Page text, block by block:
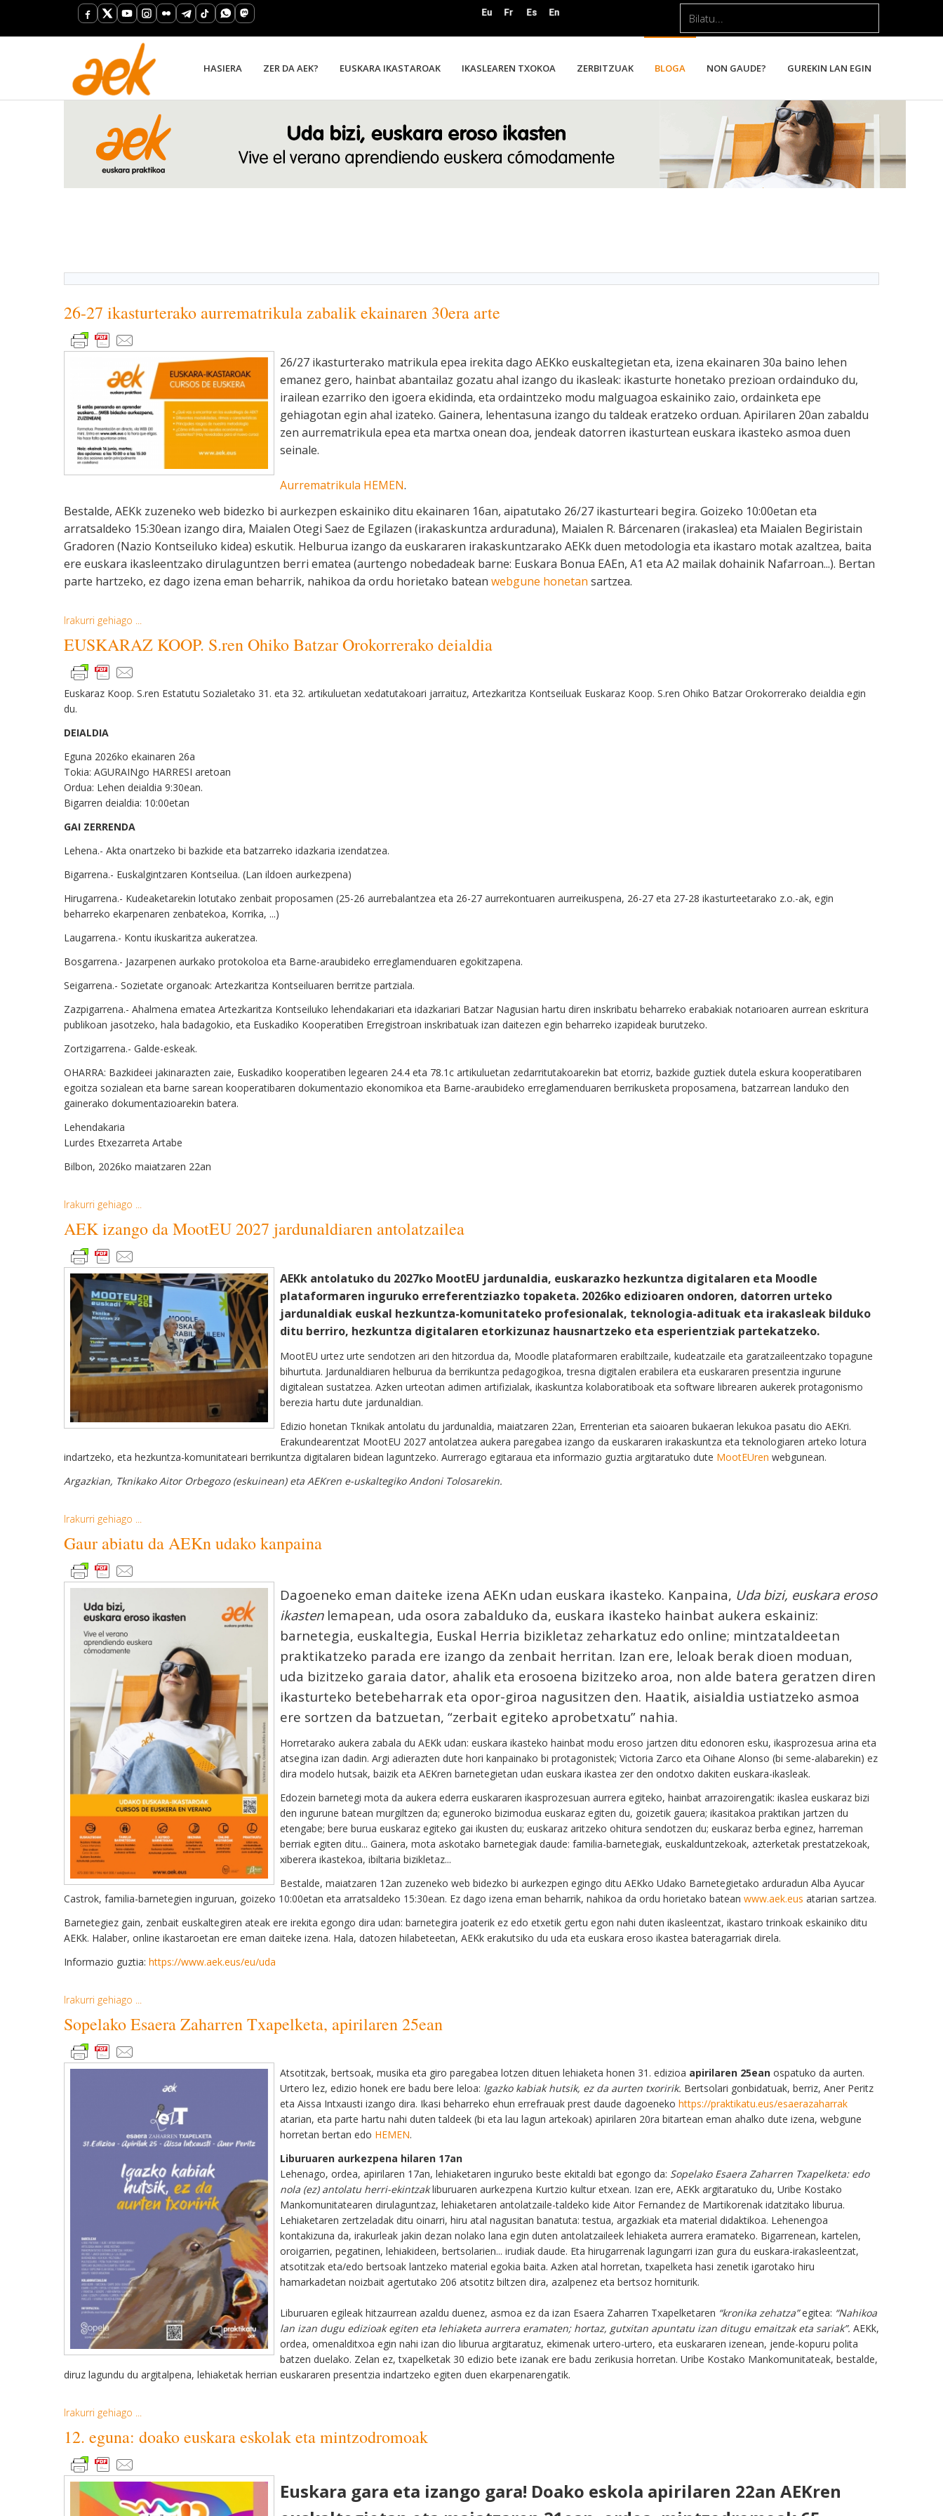
HASIERA ZER DA AEK? EUSKARA IKASTAROAK IKASLEAREN TXOKOA ZERBITZUAK BLOGA NON GAUDE? GUREKIN LAN EGIN
26-27 ikasturterako aurrematrikula zabalik ekainaren 30era arte
26/27 ikasturterako matrikula epea irekita dago AEKko euskaltegietan eta, izena ekainaren 30a baino lehen
emanez gero, hainbat abantailaz gozatu ahal izango du ikasleak: ikasturte honetako prezioan ordainduko du,
irailean ezarriko den igoera ekidinda, eta ordaintzeko modu malguagoa eskainiko zaio, ordainketa epe
gehiagotan egin ahal izateko. Gainera, lehentasuna izango du taldeak eratzeko orduan. Apirilaren 20an zabaldu
zen aurrematrikula epea eta martxa onean doa, jendeak datorren ikasturtean euskara ikasteko asmoa duen
seinale.
Aurrematrikula HEMEN.
Bestalde, AEKk zuzeneko web bidezko bi aurkezpen eskainiko ditu ekainaren 16an, aipatutako 26/27 ikasturteari begira. Goizeko 10:00etan eta
arratsaldeko 15:30ean izango dira, Maialen Otegi Saez de Egilazen (irakaskuntza arduraduna), Maialen R. Bárcenaren (irakaslea) eta Maialen Begiristain
Gradoren (Nazio Kontseiluko kidea) eskutik. Helburua izango da euskararen irakaskuntzarako AEKk duen metodologia eta ikastaro motak azaltzea, baita
ere euskara ikasleentzako dirulaguntzen berri ematea (aurtengo nobedadeak barne: Euskara Bonua EAEn, A1 eta A2 mailak dohainik Nafarroan...). Bertan
parte hartzeko, ez dago izena eman beharrik, nahikoa da ordu horietako batean webgune honetan sartzea.
Irakurri gehiago ...
EUSKARAZ KOOP. S.ren Ohiko Batzar Orokorrerako deialdia
Euskaraz Koop. S.ren Estatutu Sozialetako 31. eta 32. artikuluetan xedatutakoari jarraituz, Artezkaritza Kontseiluak Euskaraz Koop. S.ren Ohiko Batzar Orokorrerako deialdia egin
du.
DEIALDIA
Eguna 2026ko ekainaren 26a
Tokia: AGURAINgo HARRESI aretoan
Ordua: Lehen deialdia 9:30ean.
Bigarren deialdia: 10:00etan
GAI ZERRENDA
Lehena.- Akta onartzeko bi bazkide eta batzarreko idazkaria izendatzea.
Bigarrena.- Euskalgintzaren Kontseilua. (Lan ildoen aurkezpena)
Hirugarrena.- Kudeaketarekin lotutako zenbait proposamen (25-26 aurrebalantzea eta 26-27 aurrekontuaren aurreikuspena, 26-27 eta 27-28 ikasturteetarako z.o.-ak, egin
beharreko ekarpenaren zenbatekoa, Korrika, ...)
Laugarrena.- Kontu ikuskaritza aukeratzea.
Bosgarrena.- Jazarpenen aurkako protokoloa eta Barne-araubideko erreglamenduaren egokitzapena.
Seigarrena.- Sozietate organoak: Artezkaritza Kontseiluaren berritze partziala.
Zazpigarrena.- Ahalmena ematea Artezkaritza Kontseiluko lehendakariari eta idazkariari Batzar Nagusian hartu diren inskribatu beharreko erabakiak notarioaren aurrean eskritura
publikoan jasotzeko, hala badagokio, eta Euskadiko Kooperatiben Erregistroan inskribatuak izan daitezen egin beharreko izapideak burutzeko.
Zortzigarrena.- Galde-eskeak.
OHARRA: Bazkideei jakinarazten zaie, Euskadiko kooperatiben legearen 24.4 eta 78.1c artikuluetan zedarritutakoarekin bat etorriz, bazkide guztiek dutela eskura kooperatibaren
egoitza sozialean eta barne sarean kooperatibaren dokumentazio ekonomikoa eta Barne-araubideko erreglamenduaren berrikusketa proposamena, batzarrean landuko den
gainerako dokumentazioarekin batera.
Lehendakaria
Lurdes Etxezarreta Artabe
Bilbon, 2026ko maiatzaren 22an
Irakurri gehiago ...
AEK izango da MootEU 2027 jardunaldiaren antolatzailea
AEKk antolatuko du 2027ko MootEU jardunaldia, euskarazko hezkuntza digitalaren eta Moodle
plataformaren inguruko erreferentziazko topaketa. 2026ko edizioaren ondoren, datorren urteko
jardunaldiak euskal hezkuntza-komunitateko profesionalak, teknologia-adituak eta irakasleak bilduko
ditu berriro, hezkuntza digitalaren etorkizunaz hausnartzeko eta esperientziak partekatzeko.
MootEU urtez urte sendotzen ari den hitzordua da, Moodle plataformaren erabiltzaile, kudeatzaile eta garatzaileentzako topagune
bihurtuta. Jardunaldiaren helburua da berrikuntza pedagogikoa, tresna digitalen erabilera eta euskararen presentzia ingurune
digitalean sustatzea. Azken urteotan adimen artifizialak, ikaskuntza kolaboratiboak eta software librearen aukerek protagonismo
berezia hartu dute jardunaldian.
Edizio honetan Tknikak antolatu du jardunaldia, maiatzaren 22an, Errenterian eta saioaren bukaeran lekukoa pasatu dio AEKri.
Erakundearentzat MootEU 2027 antolatzea aukera paregabea izango da euskararen irakaskuntza eta teknologiaren arteko lotura
indartzeko, eta hezkuntza-komunitateari berrikuntza digitalaren bidean laguntzeko. Aurrerago egitaraua eta informazio guztia argitaratuko dute MootEUren webgunean.
Argazkian, Tknikako Aitor Orbegozo (eskuinean) eta AEKren e-uskaltegiko Andoni Tolosarekin.
Irakurri gehiago ...
Gaur abiatu da AEKn udako kanpaina
Dagoeneko eman daiteke izena AEKn udan euskara ikasteko. Kanpaina, Uda bizi, euskara eroso
ikastenlemapean, uda osora zabalduko da, euskara ikasteko hainbat aukera eskainiz:
barnetegia, euskaltegia, Euskal Herria bizikletaz zeharkatuz edo online; mintzataldeetan
praktikatzeko parada ere izango da zenbait herritan. Izan ere, leloak berak dioen moduan,
uda bizitzeko garaia dator, ahalik eta erosoena bizitzeko aroa, non alde batera geratzen diren
ikasturteko betebeharrak eta opor-giroa nagusitzen den. Haatik, aisialdia ustiatzeko asmoa
ere sortzen da batzuetan, “zerbait egiteko aprobetxatu” nahia.
Horretarako aukera zabala du AEKk udan: euskara ikasteko hainbat modu eroso jartzen ditu edonoren esku, ikasprozesua arina eta
atsegina izan dadin. Argi adierazten dute hori kanpainako bi protagonistek; Victoria Zarco eta Oihane Alonso (bi seme-alabarekin) ez
dira modelo hutsak, baizik eta AEKren barnetegietan udan euskara ikastea zer den ondotxo dakiten euskara-ikasleak.
Edozein barnetegi mota da aukera ederra euskararen ikasprozesuan aurrera egiteko, hainbat arrazoirengatik: ikaslea euskaraz bizi
den ingurune batean murgiltzen da; eguneroko bizimodua euskaraz egiten du, goizetik gauera; ikasitakoa praktikan jartzen du
etengabe; bere burua euskaraz egiteko gai ikusten du; euskaraz aritzeko ohitura sendotzen du; euskaraz berba eginez, harreman
berriak egiten ditu... Gainera, mota askotako barnetegiak daude: familia-barnetegiak, euskalduntzekoak, azterketak prestatzekoak,
xiberera ikastekoa, ibiltaria bizikletaz...
Bestalde, maiatzaren 12an zuzeneko web bidezko bi aurkezpen egingo ditu AEKko Udako Barnetegietako arduradun Alba Ayucar
Castrok, familia-barnetegien inguruan, goizeko 10:00etan eta arratsaldeko 15:30ean. Ez dago izena eman beharrik, nahikoa da ordu horietako batean www.aek.eus atarian sartzea.
Barnetegiez gain, zenbait euskaltegiren ateak ere irekita egongo dira udan: barnetegira joaterik ez edo etxetik gertu egon nahi duten ikasleentzat, ikastaro trinkoak eskainiko ditu
AEKk. Halaber, online ikastaroetan ere eman daiteke izena. Hala, datozen hilabeteetan, AEKk erakutsiko du uda eta euskara eroso ikastea bateragarriak direla.
Informazio guztia: https://www.aek.eus/eu/uda
Irakurri gehiago ...
Sopelako Esaera Zaharren Txapelketa, apirilaren 25ean
Atsotitzak, bertsoak, musika eta giro paregabea lotzen dituen lehiaketa honen 31. edizioa apirilaren 25ean ospatuko da aurten.
Urtero lez, edizio honek ere badu bere leloa: Igazko kabiak hutsik, ez da aurten txoririk. Bertsolari gonbidatuak, berriz, Aner Peritz
eta Aissa Intxausti izango dira. Ikasi beharreko ehun errefrauak prest daude dagoeneko https://praktikatu.eus/esaerazaharrak
atarian, eta parte hartu nahi duten taldeek (bi eta lau lagun artekoak) apirilaren 20ra bitartean eman ahalko dute izena, webgune
horretan bertan edo HEMEN.
Liburuaren aurkezpena hilaren 17an
Lehenago, ordea, apirilaren 17an, lehiaketaren inguruko beste ekitaldi bat egongo da: Sopelako Esaera Zaharren Txapelketa: edo
nola (ez) antolatu herri-ekintzakliburuaren aurkezpena Kurtzio kultur etxean. Izan ere, AEKk argitaratuko du, Uribe Kostako
Mankomunitatearen dirulaguntzaz, lehiaketaren antolatzaile-taldeko kide Aitor Fernandez de Martikorenak idatzitako liburua.
Lehiaketaren zertzeladak ditu oinarri, hiru atal nagusitan banatuta: testua, argazkiak eta material didaktikoa. Lehenengoa
kontakizuna da, irakurleak jakin dezan nolako lana egin duten antolatzaileek lehiaketa aurrera eramateko. Bigarrenean, kartelen,
oroigarrien, pegatinen, lehiakideen, bertsolarien... irudiak daude. Eta hirugarrenak lagungarri izan gura du euskara-irakasleentzat,
atsotitzak eta/edo bertsoak lantzeko material egokia baita. Azken atal horretan, txapelketa hasi zenetik igarotako hiru
hamarkadetan noizbait agertutako 206 atsotitz biltzen dira, azalpenez eta bertsoz horniturik.
Liburuaren egileak hitzaurrean azaldu duenez, asmoa ez da izan Esaera Zaharren Txapelketaren “kronika zehatza”egitea: “Nahikoa
lan izan dugu edizioak egiten eta lehiaketa aurrera eramaten; hortaz, gutxitan apuntatu izan ditugu emaitzak eta sariak”. AEKk,
ordea, omenalditxoa egin nahi izan dio liburua argitaratuz, ekimenak urtero-urtero, eta euskararen izenean, jende-kopuru polita
batzen duelako. Zelan ez, txapelketak 30 edizio bete izanak ere badu zerikusia horretan. Uribe Kostako Mankomunitateak, bestalde,
diruz lagundu du argitalpena, lehiaketak herrian euskararen presentzia indartzeko egiten duen ekarpenarengatik.
Irakurri gehiago ...
12. eguna: doako euskara eskolak eta mintzodromoak
Euskara gara eta izango gara! Doako eskola apirilaren 22an AEKren